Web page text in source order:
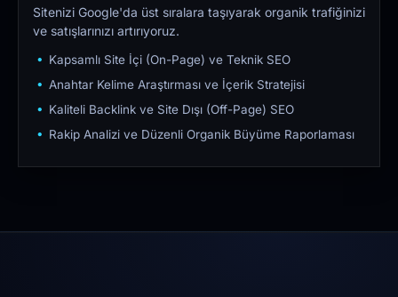
Sitenizi Google'da üst sıralara taşıyarak organik trafiğinizi
ve satışlarınızı artırıyoruz.
Kapsamlı Site İçi (On-Page) ve Teknik SEO
Anahtar Kelime Araştırması ve İçerik Stratejisi
Kaliteli Backlink ve Site Dışı (Off-Page) SEO
Rakip Analizi ve Düzenli Organik Büyüme Raporlaması